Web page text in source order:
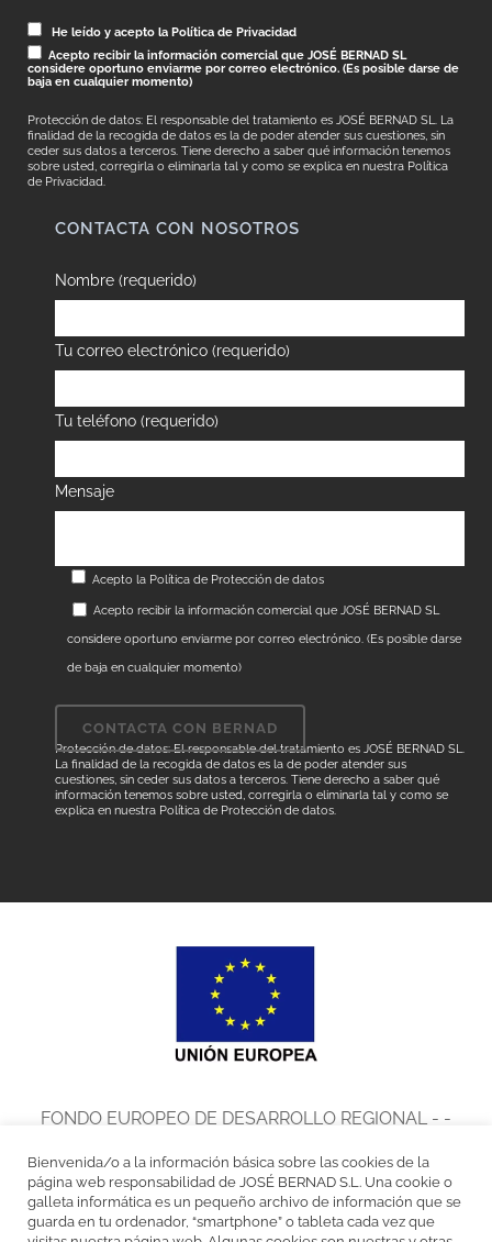
He leído y acepto la Política de Privacidad
Acepto recibir la información comercial que JOSÉ BERNAD SL
considere oportuno enviarme por correo electrónico. (Es posible darse de
baja en cualquier momento)
Protección de datos: El responsable del tratamiento es JOSÉ BERNAD SL. La
finalidad de la recogida de datos es la de poder atender sus cuestiones, sin
ceder sus datos a terceros. Tiene derecho a saber qué información tenemos
sobre usted, corregirla o eliminarla tal y como se explica en nuestra Política
de Privacidad.
CONTACTA CON NOSOTROS
Nombre (requerido)
Tu correo electrónico (requerido)
Tu teléfono (requerido)
Mensaje
Acepto la Política de Protección de datos
Acepto recibir la información comercial que JOSÉ BERNAD SL
considere oportuno enviarme por correo electrónico. (Es posible darse
de baja en cualquier momento)
Protección de datos: El responsable del tratamiento es JOSÉ BERNAD SL.
La finalidad de la recogida de datos es la de poder atender sus
cuestiones, sin ceder sus datos a terceros. Tiene derecho a saber qué
información tenemos sobre usted, corregirla o eliminarla tal y como se
explica en nuestra Política de Protección de datos
FONDO EUROPEO DE DESARROLLO REGIONAL - -
José Bernad, S.L. en el marco del Programa de Iniciación a la
Exportación ICEX Next, ha contado con el apoyo de ICEX y con la
Bienvenida/o a la información básica sobre las cookies de la
página web responsabilidad de JOSÉ BERNAD S.L. Una cookie o
galleta informática es un pequeño archivo de información que se
guarda en tu ordenador, “smartphone” o tableta cada vez que